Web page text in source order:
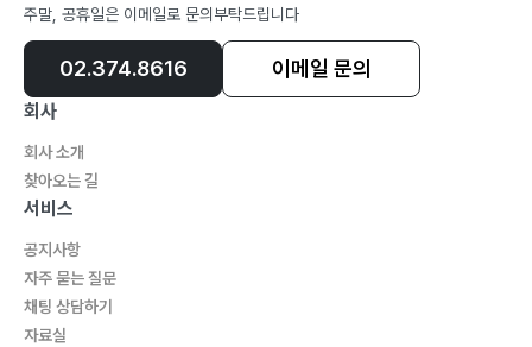
주말, 공휴일은 이메일로 문의부탁드립니다
02.374.8616 이메일 문의
회사
회사 소개
찾아오는 길
서비스
공지사항
자주 묻는 질문
채팅 상담하기
자료실